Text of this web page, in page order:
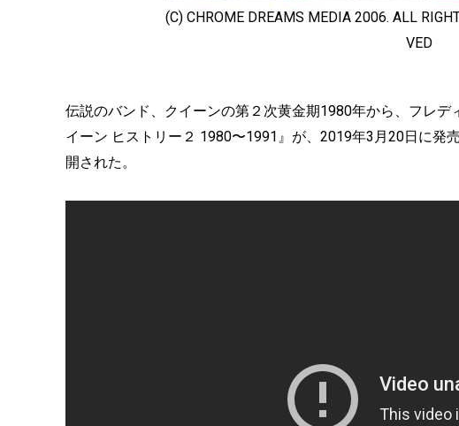
(C) CHROME DREAMS MEDIA 2006. ALL
VED
伝説のバンド、クイーンの第２次黄金期1980年から、フレ
イーン ヒストリー２ 1980〜1991』が、2019年3月20日に発
開された。